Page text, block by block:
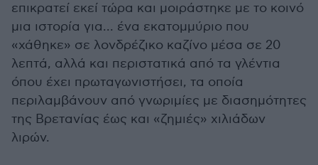
επικρατεί εκεί τώρα και μοιράστηκε με το κοινό
μια ιστορία για... ένα εκατομμύριο που
«χάθηκε» σε λονδρέζικο καζίνο μέσα σε 20
λεπτά, αλλά και περιστατικά από τα γλέντια
όπου έχει πρωταγωνιστήσει, τα οποία
περιλαμβάνουν από γνωριμίες με διασημότητες
της Βρετανίας έως και «ζημιές» χιλιάδων
λιρών.